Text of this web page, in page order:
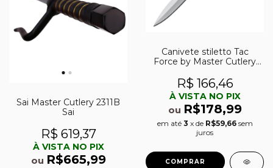
Sai Master Cutlery 2311B
Sai
R$ 619,37
À VISTA NO PIX
ou R$665,99
Canivete stiletto Tac
Force by Master Cutlery
madeira TF-428W
R$ 166,46
À VISTA NO PIX
ou R$178,99
em até 3 x de R$59,66 sem
juros